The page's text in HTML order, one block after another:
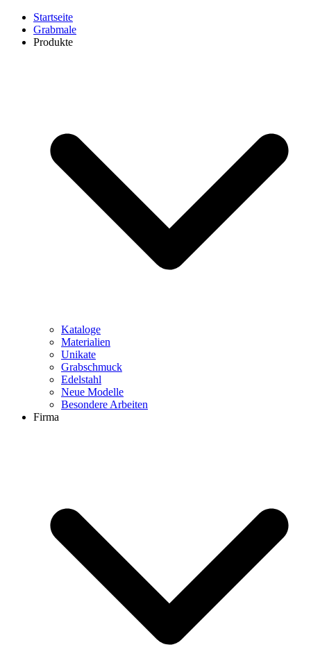
Startseite
Grabmale
Produkte
Kataloge
Materialien
Unikate
Grabschmuck
Edelstahl
Neue Modelle
Besondere Arbeiten
Firma